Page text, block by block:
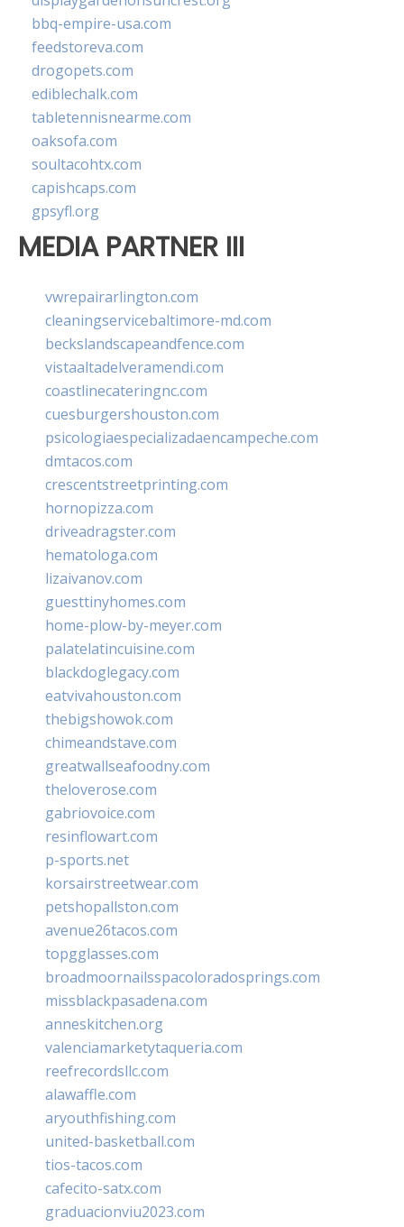
bbq-empire-usa.com
feedstoreva.com
drogopets.com
ediblechalk.com
tabletennisnearme.com
oaksofa.com
soultacohtx.com
capishcaps.com
gpsyfl.org
MEDIA PARTNER III
vwrepairarlington.com
cleaningservicebaltimore-md.com
beckslandscapeandfence.com
vistaaltadelveramendi.com
coastlinecateringnc.com
cuesburgershouston.com
psicologiaespecializadaencampeche.com
dmtacos.com
crescentstreetprinting.com
hornopizza.com
driveadragster.com
hematologa.com
lizaivanov.com
guesttinyhomes.com
home-plow-by-meyer.com
palatelatincuisine.com
blackdoglegacy.com
eatvivahouston.com
thebigshowok.com
chimeandstave.com
greatwallseafoodny.com
theloverose.com
gabriovoice.com
resinflowart.com
p-sports.net
korsairstreetwear.com
petshopallston.com
avenue26tacos.com
topgglasses.com
broadmoornailsspacoloradosprings.com
missblackpasadena.com
anneskitchen.org
valenciamarketytaqueria.com
reefrecordsllc.com
alawaffle.com
aryouthfishing.com
united-basketball.com
tios-tacos.com
cafecito-satx.com
graduacionviu2023.com